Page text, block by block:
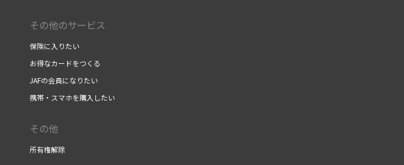
その他のサービス
保険に入りたい
お得なカードをつくる
JAFの会員になりたい
携帯・スマホを購入したい
その他
所有権解除